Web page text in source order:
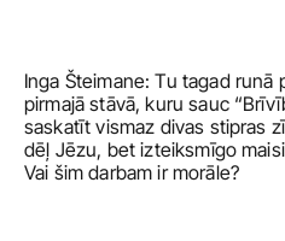
Inga Šteimane: Tu tagad runā
pirmajā stāvā, kuru sauc
saskatīt vismaz divas stipras
dēļ Jēzu, bet izteiksmīgo
Vai šim darbam ir morāle?